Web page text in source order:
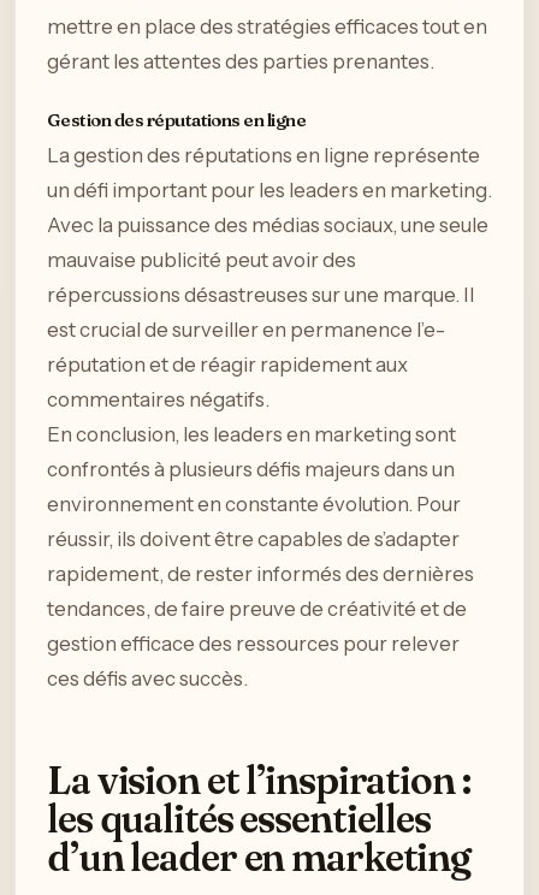
mettre en place des stratégies efficaces tout en
gérant les attentes des parties prenantes.
Gestion des réputations en ligne
La gestion des réputations en ligne représente
un défi important pour les leaders en marketing.
Avec la puissance des médias sociaux, une seule
mauvaise publicité peut avoir des
répercussions désastreuses sur une marque. Il
est crucial de surveiller en permanence l’e-
réputation et de réagir rapidement aux
commentaires négatifs.
En conclusion, les leaders en marketing sont
confrontés à plusieurs défis majeurs dans un
environnement en constante évolution. Pour
réussir, ils doivent être capables de s’adapter
rapidement, de rester informés des dernières
tendances, de faire preuve de créativité et de
gestion efficace des ressources pour relever
ces défis avec succès.
La vision et l’inspiration :
les qualités essentielles
d’un leader en marketing